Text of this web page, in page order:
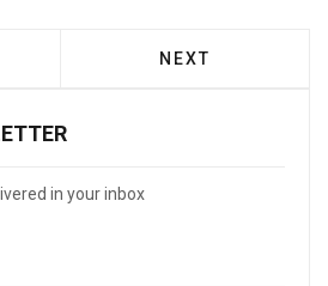
ARTICLE: ΠΕΙΡΑΙΆΣ: H MSC
NEXT ARTICLE:
NEXT
in your inbox